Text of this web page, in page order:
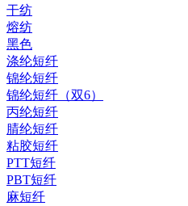
干纺
熔纺
黑色
涤纶短纤
锦纶短纤
锦纶短纤（双6）
丙纶短纤
腈纶短纤
粘胶短纤
PTT短纤
PBT短纤
麻短纤